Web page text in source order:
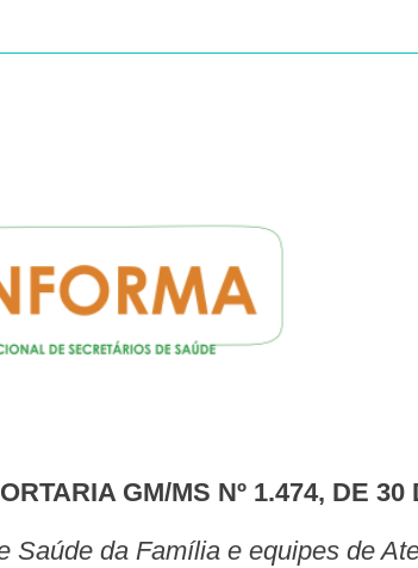
PORTARIA GM/MS Nº 1.474, DE